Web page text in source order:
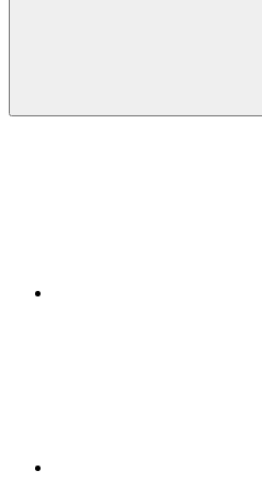
Compartilhar